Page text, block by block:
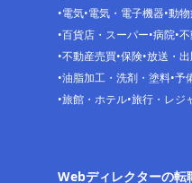
電気 電気・電子機器 動
百貨店・スーパー 病院
不動産売買 保険 放送・出
油脂加工・洗剤・塗料 予
旅館・ホテル 旅行・レジ
Webディレクターの転